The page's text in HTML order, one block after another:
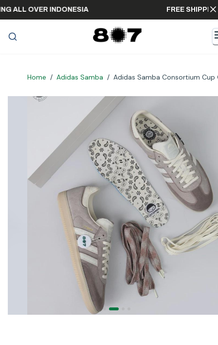
ALL OVER INDONESIA FREE
Home / Adidas Samba / Adidas Samba Consortium Cup